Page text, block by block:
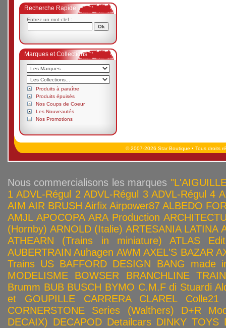
Recherche Rapide
Entrez un mot-clef :
Marques et Collections
Produits à paraître
Produits épuisés
Nos Coups de Coeur
Les Nouveautés
Nos Promotions
© 2007-2026 Star Boutique • Tous droits
Nous commercialisons les marques
1 ADVL-Régul 2 ADVL-Régul 3 ADVL-Régul 4
AIM AIR BRUSH Airfix Airpower87 ALBEDO
AMJL APOCOPA ARA Production
(Hornby) ARNOLD (Italie) ARTESANIA LATINA
ATHEARN (Trains in miniature)
ATLAS
AUBERTRAIN Auhagen AWM AXEL'S BAZAR
Trains US BAFFORD DESIGN
BANG made
MODELISME
BOWSER
BRANCHLINE
Brumm BUB BUSCH BYMO C.M.F di Stuardi
et GOUPILLE
CARRERA CLAREL
Colle21
CORNERSTONE Series (Walthers)
D+R
DECAIX) DECAPOD Detailcars DINKY TOYS